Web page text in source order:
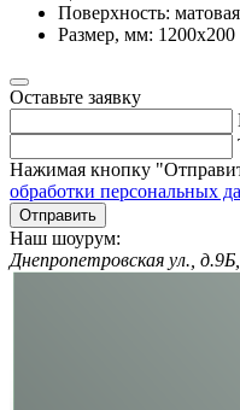
Поверхность: матовая
Размер, мм: 1200x200
Оставьте заявку
Нажимая кнопку
обработки персональных
Отправить
Наш шоурум:
Днепропетровская ул.,